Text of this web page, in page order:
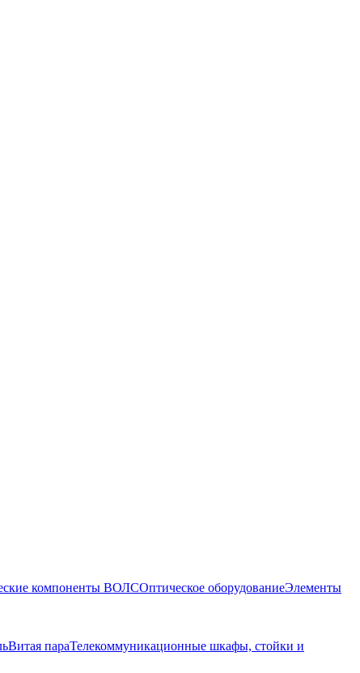
компоненты ВОЛСОптическое оборудованиеЭлементы
Витая параТелекоммуникационные шкафы, стойки и